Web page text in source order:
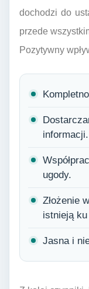
dochodzi do
przede
Pozytywny
informacji.
ugody.
Złożenie
istnieją
Jasna i